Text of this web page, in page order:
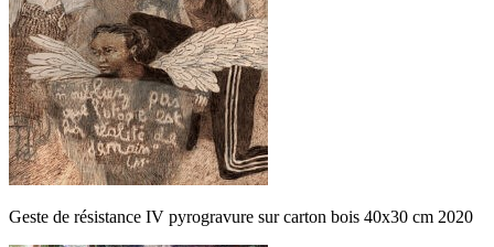
Geste de résistance IV pyrogravure sur carton bois 40x30 cm 2020